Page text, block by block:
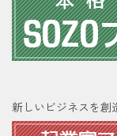
新しいビジネスを創